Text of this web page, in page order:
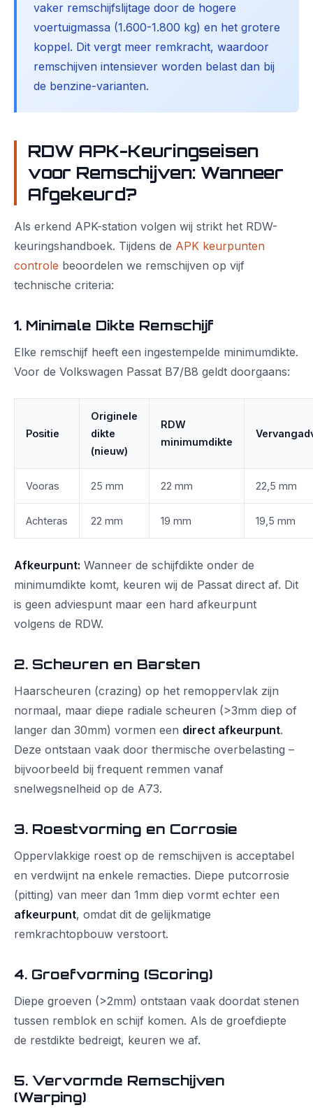
vaker remschijfslijtage door de hogere
voertuigmassa (1.600-1.800 kg) en het grotere
koppel. Dit vergt meer remkracht, waardoor
remschijven intensiever worden belast dan bij
de benzine-varianten.
RDW APK-Keuringseisen
voor Remschijven: Wanneer
Afgekeurd?
Als erkend APK-station volgen wij strikt het RDW-
keuringshandboek. Tijdens de APK keurpunten
controle beoordelen we remschijven op vijf
technische criteria:
1. Minimale Dikte Remschijf
Elke remschijf heeft een ingestempelde minimumdikte.
Voor de Volkswagen Passat B7/B8 geldt doorgaans:
Positie
Originele
dikte
(nieuw)
RDW
minimumdikte
Vooras 25 mm 22 mm 22,5 mm
Achteras 22 mm 19 mm 19,5 mm
Afkeurpunt: Wanneer de schijfdikte onder de
minimumdikte komt, keuren wij de Passat direct af. Dit
is geen adviespunt maar een hard afkeurpunt
volgens de RDW.
2. Scheuren en Barsten
Haarscheuren (crazing) op het remoppervlak zijn
normaal, maar diepe radiale scheuren (>3mm diep of
langer dan 30mm) vormen een direct afkeurpunt.
Deze ontstaan vaak door thermische overbelasting –
bijvoorbeeld bij frequent remmen vanaf
snelwegsnelheid op de A73.
3. Roestvorming en Corrosie
Oppervlakkige roest op de remschijven is acceptabel
en verdwijnt na enkele remacties. Diepe putcorrosie
(pitting) van meer dan 1mm diep vormt echter een
afkeurpunt, omdat dit de gelijkmatige
remkrachtopbouw verstoort.
4. Groefvorming (Scoring)
Diepe groeven (>2mm) ontstaan vaak doordat stenen
tussen remblok en schijf komen. Als de groefdiepte
de restdikte bedreigt, keuren we af.
5. Vervormde Remschijven
(Warping)